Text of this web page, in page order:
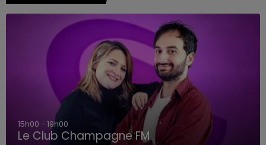
15h00 - 19h00
Le Club Champagne FM